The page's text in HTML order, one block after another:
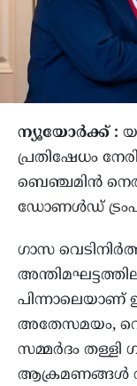
ന്യൂയോര്‍ക്ക് :
പ്രതിഷേധം
ബെഞ്ചമിന്‍
ഡോണള്‍ഡ്
ഗാസ
അതേസമയം,
സമ്മര്‍ദം തള്ളി
ആക്രമണങ്ങള്‍